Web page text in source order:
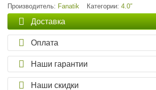
Производитель: Fanatik Категории: 4.0″
Доставка
Оплата
Наши гарантии
Наши скидки